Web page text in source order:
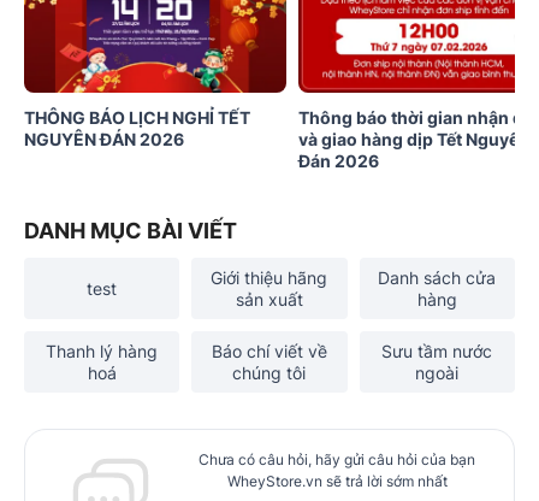
THÔNG BÁO LỊCH NGHỈ TẾT
NGUYÊN ĐÁN 2026
Thông báo thời gian nhận
và giao hàng dịp Tết Nguyên
Đán 2026
DANH MỤC BÀI VIẾT
test
Giới thiệu hãng
sản xuất
Danh sách cửa
hàng
Thanh lý hàng
hoá
Báo chí viết về
chúng tôi
Sưu tầm nước
ngoài
Chưa có câu hỏi, hãy gửi câu hỏi của bạn
WheyStore.vn sẽ trả lời sớm nhất